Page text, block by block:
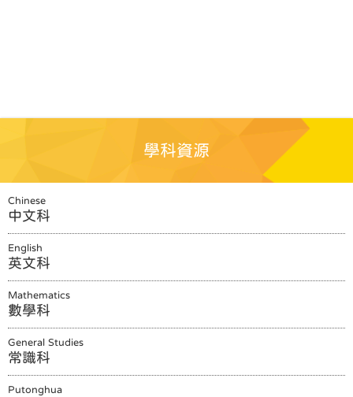
學科資源
Chinese
中文科
English
英文科
Mathematics
數學科
General Studies
常識科
Putonghua